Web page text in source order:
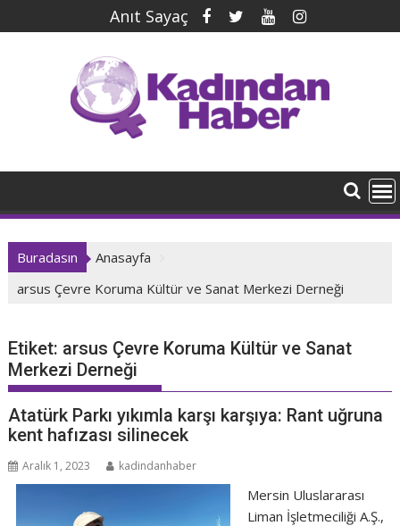
geç
Anıt Sayaç
Buradasın
Anasayfa
arsus Çevre Koruma Kültür ve Sanat Merkezi Derneği
Etiket: arsus Çevre Koruma Kültür ve Sanat
Merkezi Derneği
Atatürk Parkı yıkımla karşı karşıya: Rant uğruna
kent hafızası silinecek
Aralık 1, 2023 kadindanhaber
Mersin Uluslararası
Liman İşletmeciliği A.Ş.,